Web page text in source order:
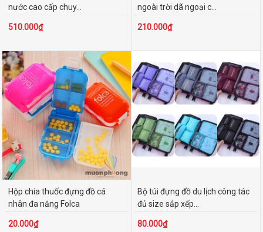
nước cao cấp chuy...
510.000₫
ngoài trời dã ngoại c...
210.000₫
Hộp chia thuốc đựng đồ cá
nhân đa năng Folca
20.000₫
Bộ túi đựng đồ du lịch công tác
đủ size sắp xếp...
80.000₫